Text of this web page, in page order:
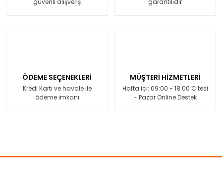
güvenli alışveriş
garantilidir
ÖDEME SEÇENEKLERİ
Kredi Kartı ve havale ile
ödeme imkanı
MÜŞTERİ HİZMETLERİ
Hafta içi: 09:00 - 18:00 C.tesi
- Pazar Online Destek